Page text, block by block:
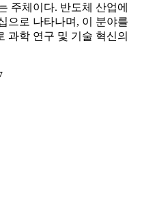
주체이다. 반도체 산업에
으로 나타나며, 이 분야를
과학 연구 및 기술 혁신의